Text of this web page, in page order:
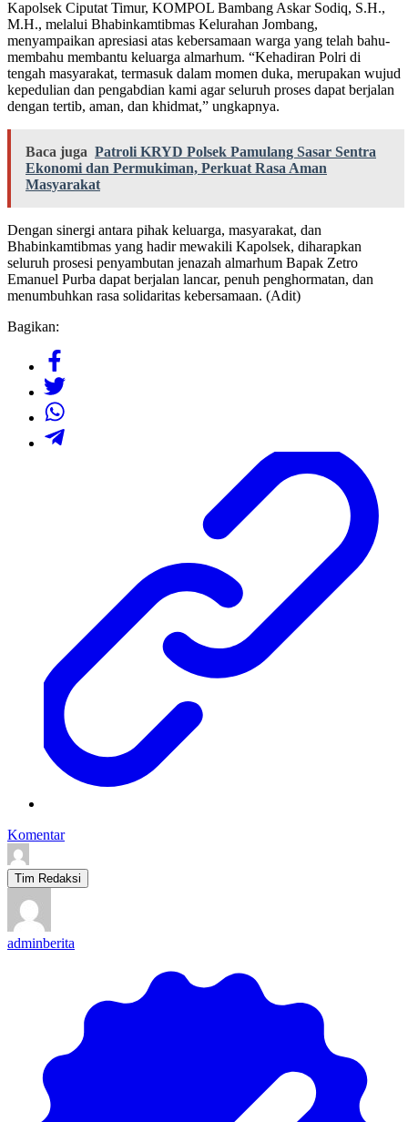
Kapolsek Ciputat Timur, KOMPOL Bambang Askar Sodiq, S.H.,
M.H., melalui Bhabinkamtibmas Kelurahan Jombang,
menyampaikan apresiasi atas kebersamaan warga yang telah bahu-
membahu membantu keluarga almarhum. “Kehadiran Polri di
tengah masyarakat, termasuk dalam momen duka, merupakan wujud
kepedulian dan pengabdian kami agar seluruh proses dapat berjalan
dengan tertib, aman, dan khidmat,” ungkapnya.
Baca juga Patroli KRYD Polsek Pamulang Sasar Sentra
Ekonomi dan Permukiman, Perkuat Rasa Aman
Masyarakat
Dengan sinergi antara pihak keluarga, masyarakat, dan
Bhabinkamtibmas yang hadir mewakili Kapolsek, diharapkan
seluruh prosesi penyambutan jenazah almarhum Bapak Zetro
Emanuel Purba dapat berjalan lancar, penuh penghormatan, dan
menumbuhkan rasa solidaritas kebersamaan. (Adit)
Bagikan:
Komentar
Tim Redaksi
adminberita